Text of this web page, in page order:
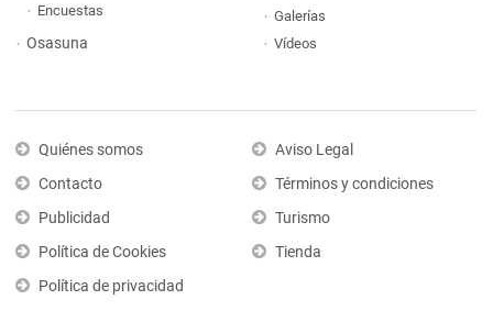
Encuestas
Osasuna
Galerías
Vídeos
Quiénes somos
Contacto
Publicidad
Política de Cookies
Política de privacidad
Aviso Legal
Términos y condiciones
Turismo
Tienda